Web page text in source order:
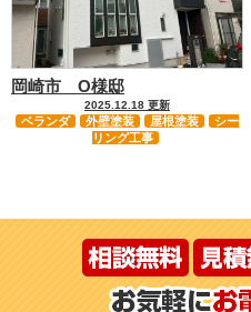
岡崎市 O様邸
2025.12.18 更新
ベランダ 外壁塗装 屋根塗装
シー
リング工事